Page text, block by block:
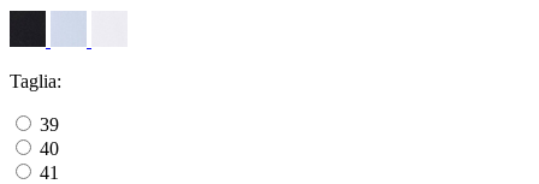
Taglia:
39
40
41